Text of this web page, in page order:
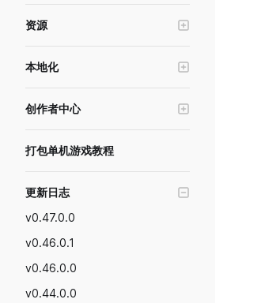
UI控件-摄像机滑动区
UI控件-加载图
UI控件-勾选框
UI控件-序列帧
UI控件-列表视图和瓦片视图
UI控件-绘图画布
UI控件-遮罩
富文本
游泳区域
对象发射器
音效
IK锚点
点光源
粒子发射器
寻路链接
环境雾
动画与姿态
布娃娃功能
基础状态
角色编辑器服务
内存存储
资源
资源加载与资源下载
资源导入上传工具
材质编辑器
本地化
创作者中心
游戏测试与沙箱
版本管理与实验
打包单机游戏教程
更新日志
v0.47.0.0
v0.46.0.1
v0.46.0.0
v0.44.0.0